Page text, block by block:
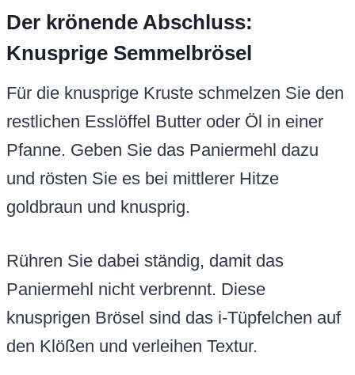
Der krönende Abschluss:
Knusprige Semmelbrösel
Für die knusprige Kruste schmelzen Sie den
restlichen Esslöffel Butter oder Öl in einer
Pfanne. Geben Sie das Paniermehl dazu
und rösten Sie es bei mittlerer Hitze
goldbraun und knusprig.
Rühren Sie dabei ständig, damit das
Paniermehl nicht verbrennt. Diese
knusprigen Brösel sind das i-Tüpfelchen auf
den Klößen und verleihen Textur.